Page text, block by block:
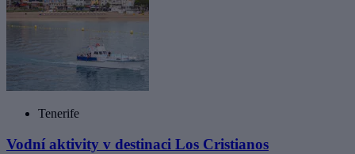
Tenerife
Vodní aktivity v destinaci Los Cristianos